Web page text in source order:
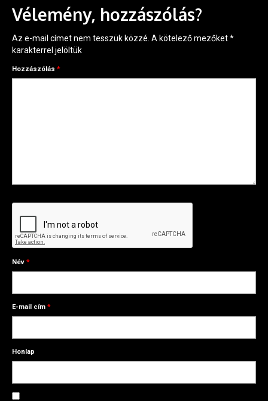
Vélemény, hozzászólás?
Az e-mail címet nem tesszük közzé. A kötelező mezőket*
karakterrel jelöltük
Hozzászólás *
Név *
E-mail cím *
Honlap